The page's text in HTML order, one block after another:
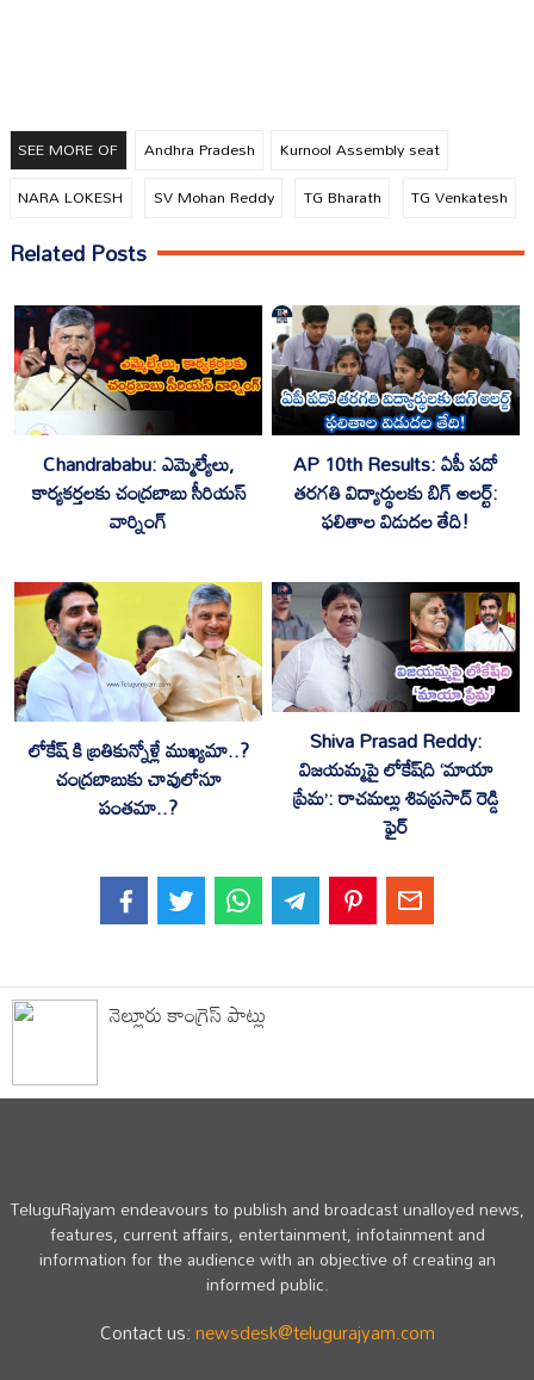
SEE MORE OF Andhra Pradesh
Kurnool Assembly seat
NARA LOKESH
SV Mohan Reddy TG Bharath TG Venkatesh
Related Posts
Chandrababu: ఎమ్మెల్యేలు,
కార్యకర్తలకు చంద్రబాబు సీరియస్
వార్నింగ్
AP 10th Results: ఏపీ పదో
తరగతి విద్యార్థులకు బిగ్ అలర్ట్:
ఫలితాల విడుదల తేది!
లోకేష్ కి బ్రతికున్నోళ్లే ముఖ్యమా..?
చంద్రబాబుకు చావులోనూ
పంతమా..?
Shiva Prasad Reddy:
విజయమ్మపై లోకేష్‌ది ‘మాయా
ప్రేమ’: రాచమల్లు శివప్రసాద్ రెడ్డి
ఫైర్
నెల్లూరు కాంగ్రెస్ పాట్లు
TeluguRajyam endeavours to publish and broadcast unalloyed news,
features, current affairs, entertainment, infotainment and
information for the audience with an objective of creating an
informed public.
Contact us:newsdesk@telugurajyam.com